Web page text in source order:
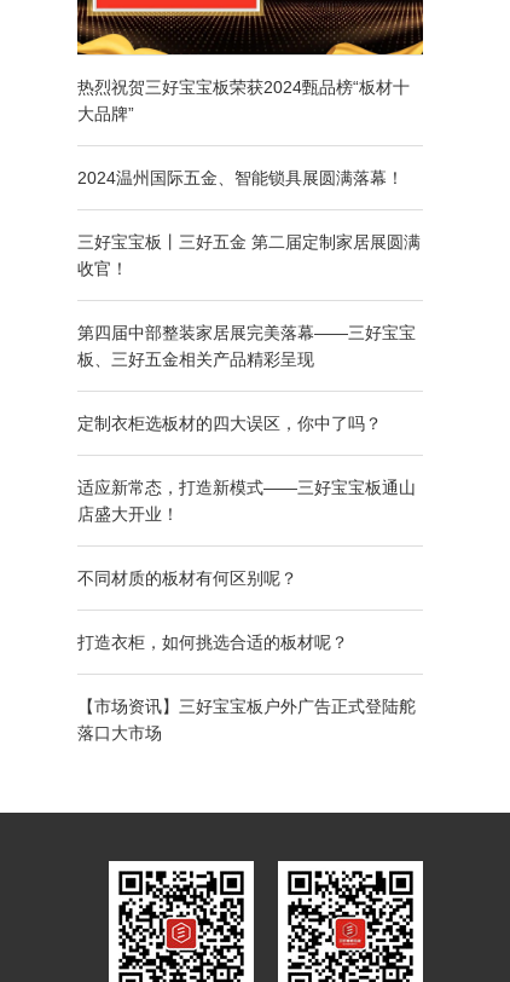
热烈祝贺三好宝宝板荣获2024甄品榜“板材十
大品牌”
2024温州国际五金、智能锁具展圆满落幕！
三好宝宝板丨三好五金 第二届定制家居展圆满
收官！
第四届中部整装家居展完美落幕——三好宝宝
板、三好五金相关产品精彩呈现
定制衣柜选板材的四大误区，你中了吗？
适应新常态，打造新模式——三好宝宝板通山
店盛大开业！
不同材质的板材有何区别呢？
打造衣柜，如何挑选合适的板材呢？
【市场资讯】三好宝宝板户外广告正式登陆舵
落口大市场